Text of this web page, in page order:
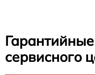
сервисного